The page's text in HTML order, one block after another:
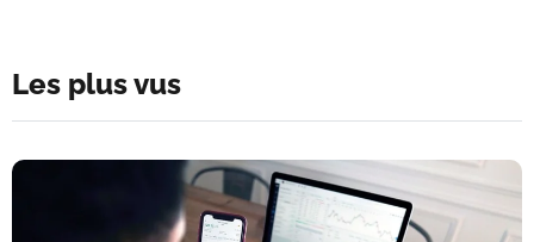
Les plus vus